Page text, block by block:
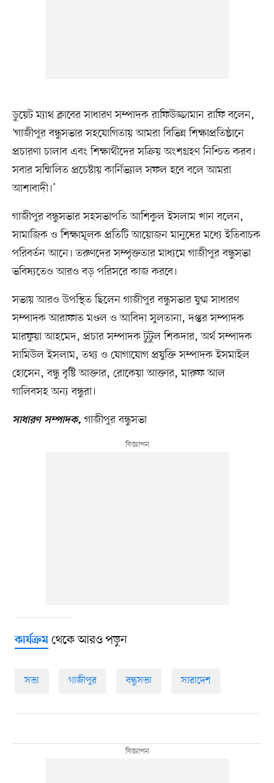
ডুয়েট ম্যাথ ক্লাবের সাধারণ সম্পাদক রাফিউজ্জামান রাফি বলেন,
‘গাজীপুর বন্ধুসভার সহযোগিতায় আমরা বিভিন্ন শিক্ষাপ্রতিষ্ঠানে
প্রচারণা চালাব এবং শিক্ষার্থীদের সক্রিয় অংশগ্রহণ নিশ্চিত করব।
সবার সম্মিলিত প্রচেষ্টায় কার্নিভ্যাল সফল হবে বলে আমরা
আশাবাদী।’
গাজীপুর বন্ধুসভার সহসভাপতি আশিকুল ইসলাম খান বলেন,
সামাজিক ও শিক্ষামূলক প্রতিটি আয়োজন মানুষের মধ্যে ইতিবাচক
পরিবর্তন আনে। তরুণদের সম্পৃক্ততার মাধ্যমে গাজীপুর বন্ধুসভা
ভবিষ্যতেও আরও বড় পরিসরে কাজ করবে।
সভায় আরও উপস্থিত ছিলেন গাজীপুর বন্ধুসভার যুগ্ম সাধারণ
সম্পাদক আরাফাত মণ্ডল ও আবিদা সুলতানা, দপ্তর সম্পাদক
মারফুয়া আহমেদ, প্রচার সম্পাদক টুটুল শিকদার, অর্থ সম্পাদক
সামিউল ইসলাম, তথ্য ও যোগাযোগ প্রযুক্তি সম্পাদক ইসমাইল
হোসেন, বন্ধু বৃষ্টি আক্তার, রোকেয়া আক্তার, মারুফ আল
গালিবসহ অন্য বন্ধুরা।
সাধারণ সম্পাদক, গাজীপুর বন্ধুসভা
কার্যক্রমথেকে আরও পড়ুন
সভা গাজীপুর বন্ধুসভা সারাদেশ